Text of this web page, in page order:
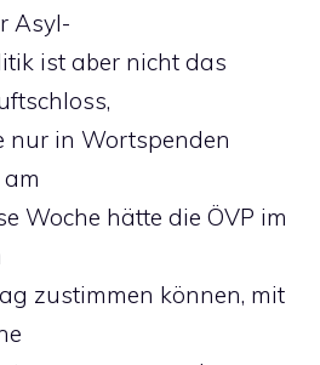
Asyl-
ist aber nicht das
nur in Wortspenden
Woche hätte die ÖVP im
zustimmen können, mit